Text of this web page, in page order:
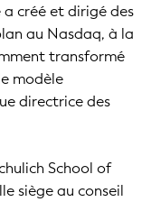
a créé et dirigé des
au Nasdaq, à la
transformé
modèle
directrice des
School of
siège au conseil